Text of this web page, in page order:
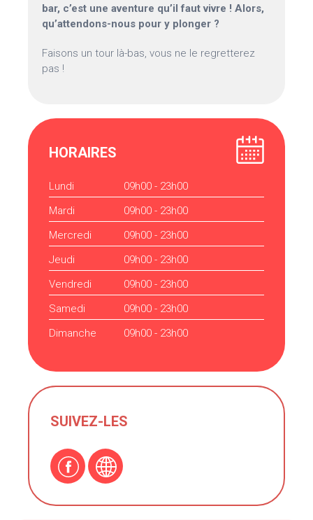
bar, c’est une aventure qu’il faut vivre ! Alors,
qu’attendons-nous pour y plonger ?
Faisons un tour là-bas, vous ne le regretterez
pas !
HORAIRES
Lundi
09h00 - 23h00
Mardi
09h00 - 23h00
Mercredi
09h00 - 23h00
Jeudi
09h00 - 23h00
Vendredi
09h00 - 23h00
Samedi
09h00 - 23h00
Dimanche
09h00 - 23h00
SUIVEZ-LES